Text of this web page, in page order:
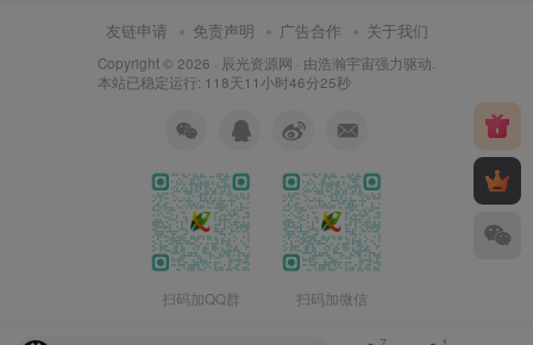
友链申请 免责声明 广告合作 关于我们
Copyright © 2026 · 辰光资源网 · 由浩瀚宇宙强力驱动.
本站已稳定运行: 118天11小时46分26秒
扫码加QQ群 扫码加微信